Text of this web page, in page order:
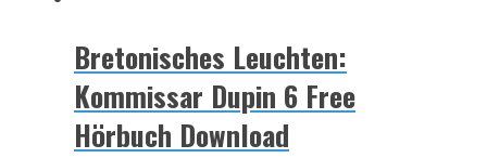
Bretonisches Leuchten:
Kommissar Dupin 6 Free
Hörbuch Download